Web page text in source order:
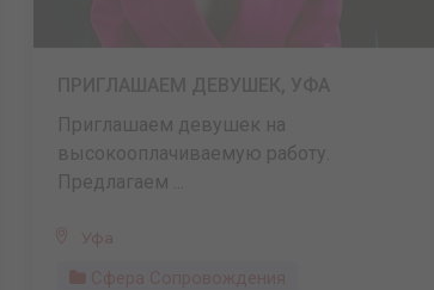
Приглашаем девушек на
высокооплачиваемую работу.
Предлагаем ...
Уфа
Сфера Сопровождения